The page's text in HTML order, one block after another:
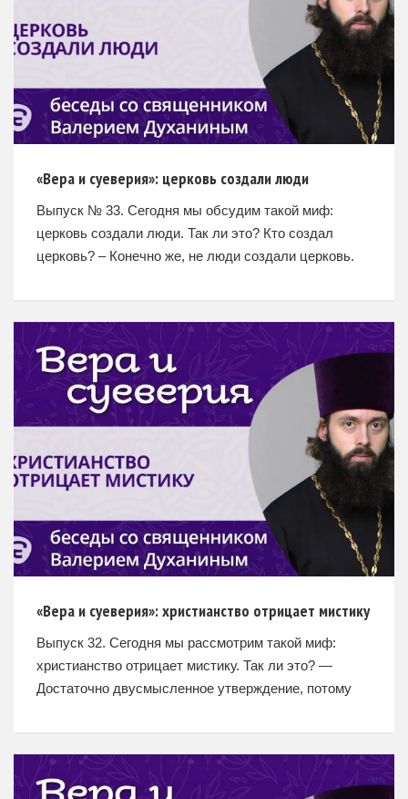
«Вера и суеверия»: церковь создали люди
Выпуск № 33. Сегодня мы обсудим такой миф:
церковь создали люди. Так ли это? Кто создал
церковь? – Конечно же, не люди создали церковь.
«Вера и суеверия»: христианство отрицает мистику
Выпуск 32. Сегодня мы рассмотрим такой миф:
христианство отрицает мистику. Так ли это? —
Достаточно двусмысленное утверждение, потому
чем-то оккультным, магическим.